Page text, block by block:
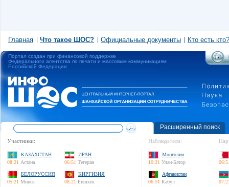
Главная Что такое ШОС? Официальные документы Кто есть кто?
Портал создан при финансовой поддержке
Федерального агентства по печати и массовым коммуникациям
Российской Федерации
Расширенный поиск
Участники:
КАЗАХСТАН
08:21 Астана
ИРАН
06:51 Тегеран
БЕЛОРУССИЯ
05:21 Минск
КИРГИЗИЯ
08:21 Бишкек
Наблюдатели:
Монголия
10:21 Улан-Батор
Афганистан
06:51 Кабул